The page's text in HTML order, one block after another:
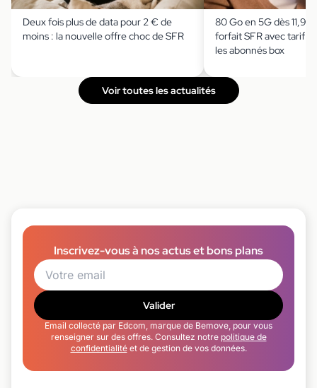
Deux fois plus de data pour 2 € de
moins : la nouvelle offre choc de SFR
80 Go en 5G dès
forfait SFR avec tarif
les abonnés box
Voir toutes les actualités
Inscrivez-vous à nos actus et bons plans
Valider
Email collecté par Edcom, marque de Bemove, pour vous
renseigner sur des offres. Consultez notre politique de
confidentialitéet de gestion de vos données.